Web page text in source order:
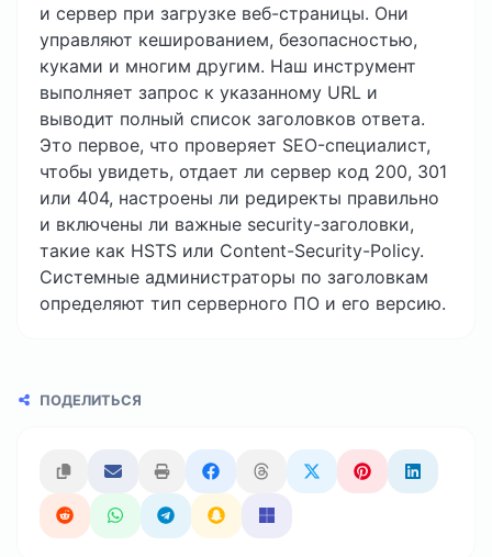
и сервер при загрузке веб-страницы. Они
управляют кешированием, безопасностью,
куками и многим другим. Наш инструмент
выполняет запрос к указанному URL и
выводит полный список заголовков ответа.
Это первое, что проверяет SEO-специалист,
чтобы увидеть, отдает ли сервер код 200, 301
или 404, настроены ли редиректы правильно
и включены ли важные security-заголовки,
такие как HSTS или Content-Security-Policy.
Системные администраторы по заголовкам
определяют тип серверного ПО и его версию.
ПОДЕЛИТЬСЯ